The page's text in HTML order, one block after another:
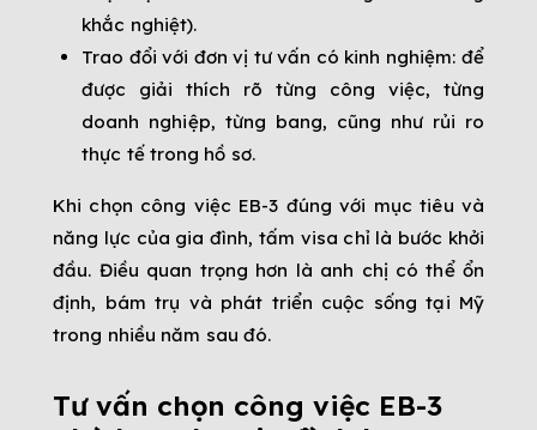
khắc nghiệt).
Trao đổi với đơn vị tư vấn có kinh nghiệm: để
được giải thích rõ từng công việc, từng
doanh nghiệp, từng bang, cũng như rủi ro
thực tế trong hồ sơ.
Khi chọn công việc EB-3 đúng với mục tiêu và
năng lực của gia đình, tấm visa chỉ là bước khởi
đầu. Điều quan trọng hơn là anh chị có thể ổn
định, bám trụ và phát triển cuộc sống tại Mỹ
trong nhiều năm sau đó.
Tư vấn chọn công việc EB-3